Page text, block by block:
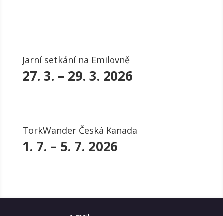
Jarní setkání na Emilovně
27. 3. – 29. 3. 2026
TorkWander Česká Kanada
1. 7. – 5. 7. 2026